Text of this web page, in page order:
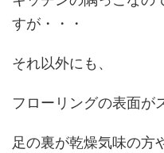
すが・・・
それ以外にも、
フローリングの表面が
足の裏が乾燥気味の方